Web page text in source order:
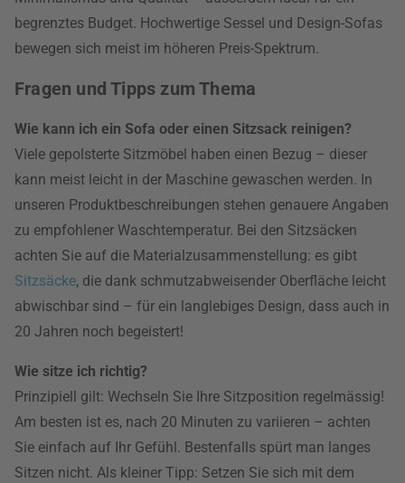
begrenztes Budget. Hochwertige Sessel und Design-Sofas
bewegen sich meist im höheren Preis-Spektrum.
Fragen und Tipps zum Thema
Wie kann ich ein Sofa oder einen Sitzsack reinigen?
Viele gepolsterte Sitzmöbel haben einen Bezug – dieser
kann meist leicht in der Maschine gewaschen werden. In
unseren Produktbeschreibungen stehen genauere Angaben
zu empfohlener Waschtemperatur. Bei den Sitzsäcken
achten Sie auf die Materialzusammenstellung: es gibt
Sitzsäcke, die dank schmutzabweisender Oberfläche leicht
abwischbar sind – für ein langlebiges Design, dass auch in
20 Jahren noch begeistert!
Wie sitze ich richtig?
Prinzipiell gilt: Wechseln Sie Ihre Sitzposition regelmässig!
Am besten ist es, nach 20 Minuten zu variieren – achten
Sie einfach auf Ihr Gefühl. Bestenfalls spürt man langes
Sitzen nicht. Als kleiner Tipp: Setzen Sie sich mit dem